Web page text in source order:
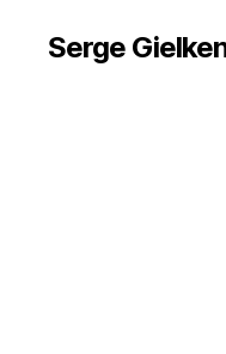
Serge